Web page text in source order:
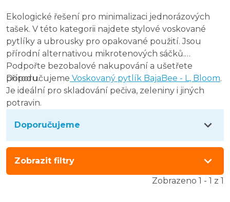
Ekologické řešení pro minimalizaci jednorázových
tašek. V této kategorii najdete stylové voskované
pytlíky a ubrousky pro opakované použití. Jsou
přírodní alternativou mikrotenových sáčků.
Podpořte bezobalové nakupování a ušetřete
přírodu.
Doporučujeme Voskovaný pytlík BajaBee - L, Bloom.
Je ideální pro skladování pečiva, zeleniny i jiných
potravin.
Doporučujeme
Zobrazit filtry
Zobrazeno 1 - 1 z 1